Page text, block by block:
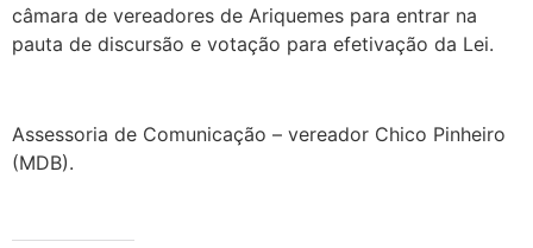
câmara de vereadores de Ariquemes para entrar na
pauta de discursão e votação para efetivação da Lei.
Assessoria de Comunicação – vereador Chico Pinheiro
(MDB).